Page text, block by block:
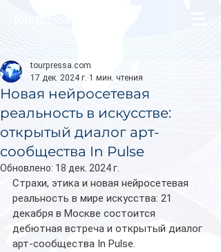
Новая нейросетевая
реальность в искусстве:
открытый диалог арт-
сообщества In Pulse
tourpressa.com
17 дек. 2024 г. 1 мин. чтения
Обновлено: 18 дек. 2024 г.
Страхи, этика и новая нейросетевая
реальность в мире искусства: 21
декабря в Москве состоится
дебютная встреча и открытый диалог
арт-сообщества In Pulse.